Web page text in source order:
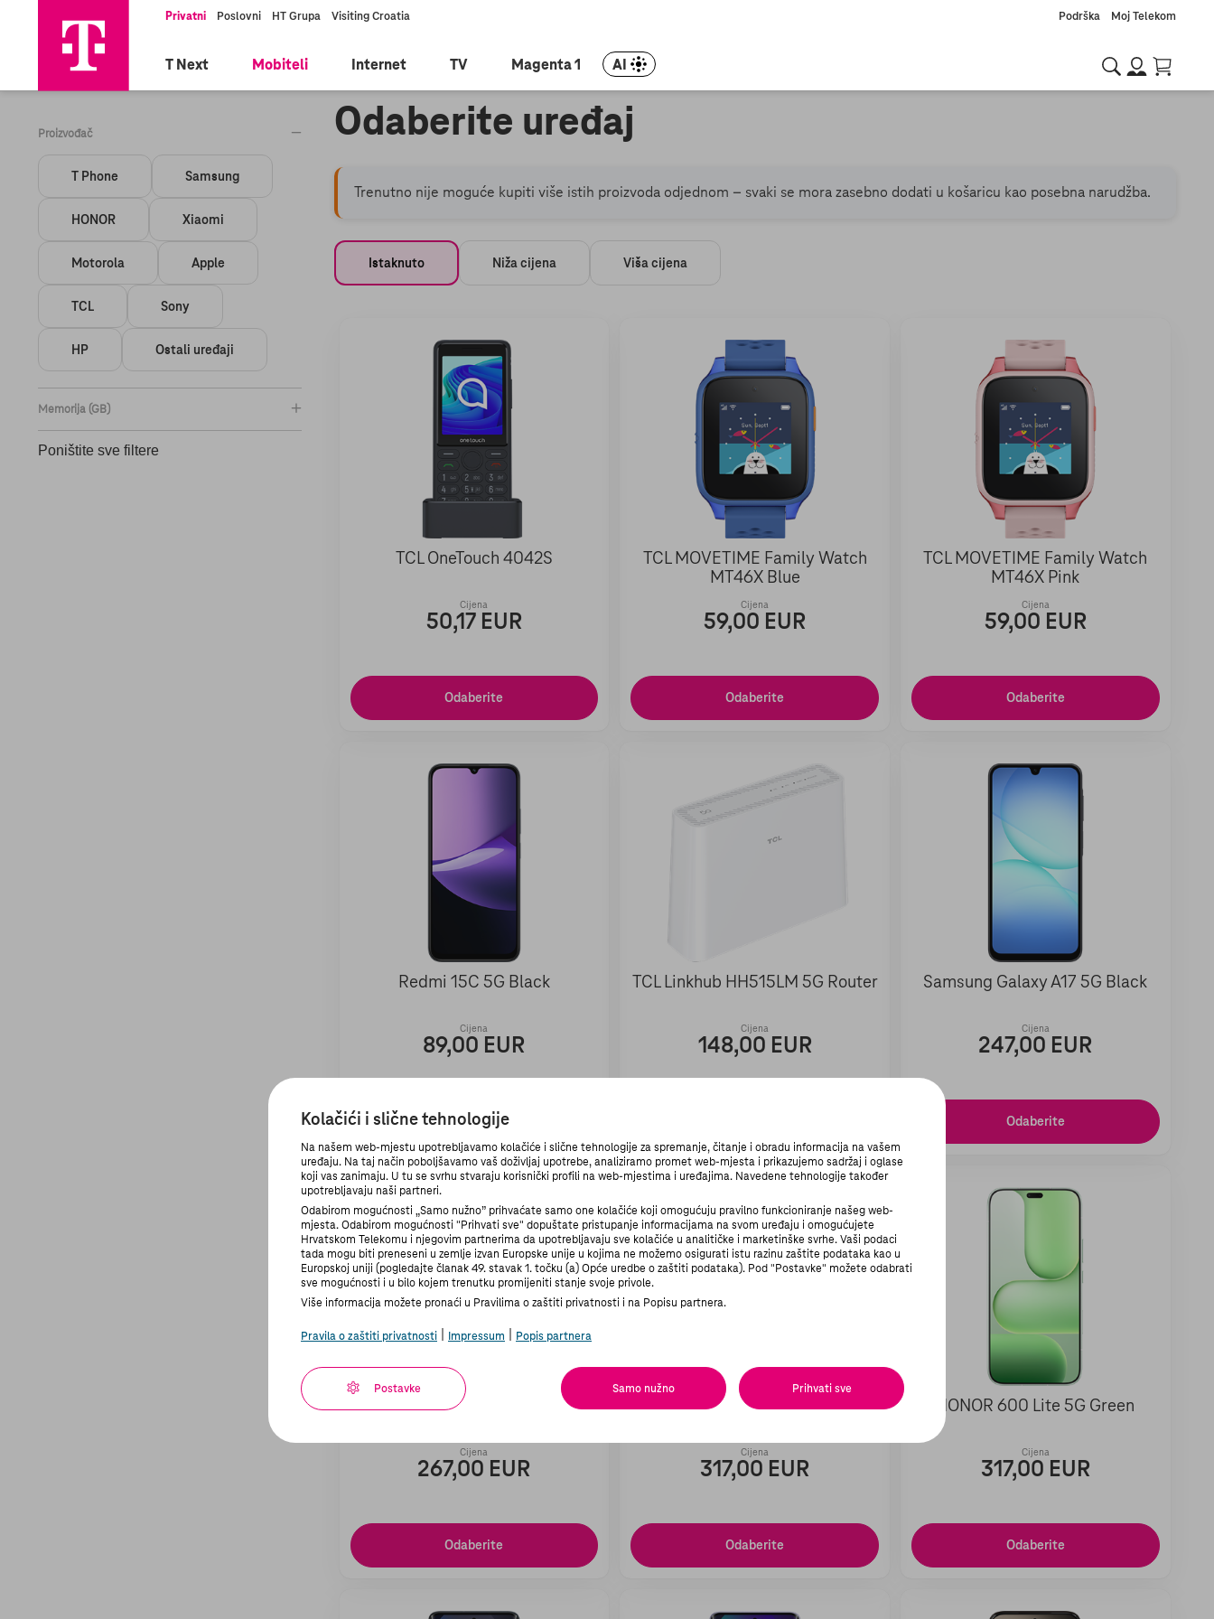
Kolačići i slične tehnologije
Na našem web-mjestu upotrebljavamo kolačiće i slične tehnologije za spremanje, čitanje i obradu informacija na vašem
uređaju. Na taj način poboljšavamo vaš doživljaj upotrebe, analiziramo promet web-mjesta i prikazujemo sadržaj i oglase
koji vas zanimaju. U tu se svrhu stvaraju korisnički profili na web-mjestima i uređajima. Navedene tehnologije također
upotrebljavaju naši partneri.
Odabirom mogućnosti „Samo nužno” prihvaćate samo one kolačiće koji omogućuju pravilno funkcioniranje našeg web-
mjesta. Odabirom mogućnosti "Prihvati sve" dopuštate pristupanje informacijama na svom uređaju i omogućujete
Hrvatskom Telekomu i njegovim partnerima da upotrebljavaju sve kolačiće u analitičke i marketinške svrhe. Vaši podaci
tada mogu biti preneseni u zemlje izvan Europske unije u kojima ne možemo osigurati istu razinu zaštite podataka kao u
Europskoj uniji (pogledajte članak 49. stavak 1. točku (a) Opće uredbe o zaštiti podataka). Pod "Postavke" možete odabrati
sve mogućnosti i u bilo kojem trenutku promijeniti stanje svoje privole.
Više informacija možete pronaći u Pravilima o zaštiti privatnosti i na Popisu partnera.
Pravila o zaštiti privatnosti Impressum Popis partnera
Postavke Samo nužno Prihvati sve
Privatni Poslovni HT Grupa Visiting Croatia Podrška Moj Telekom
T Next Mobiteli Internet TV Magenta 1 AI
Proizvođač
T Phone Samsung
HONOR Xiaomi
Motorola Apple
TCL Sony
HP Ostali uređaji
Memorija (GB)
Poništite sve filtere
Odaberite uređaj
Trenutno nije moguće kupiti više istih proizvoda odjednom – svaki se mora zasebno dodati u košaricu kao posebna narudžba.
Istaknuto Niža cijena Viša cijena
TCL OneTouch 4042S
Cijena
50,17 EUR
Odaberite
TCL MOVETIME Family Watch
MT46X Blue
Cijena
59,00 EUR
Odaberite
TCL MOVETIME Family Watch
MT46X Pink
Cijena
59,00 EUR
Odaberite
Redmi 15C 5G Black
Cijena
89,00 EUR
Odaberite
TCL Linkhub HH515LM 5G Router
Cijena
148,00 EUR
Samsung Galaxy A17 5G Black
Cijena
247,00 EUR
Odaberite
Motorola Moto G56 5G Black
Cijena
267,00 EUR
Odaberite
HONOR 600 Lite 5G Black
Cijena
317,00 EUR
Odaberite
HONOR 600 Lite 5G Green
Cijena
317,00 EUR
Odaberite